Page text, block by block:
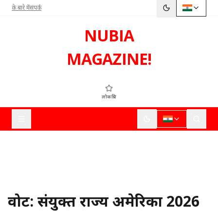
के बारे मेंसंपर्क
NUBIA
MAGAZINE!
लोकप्रिय
वोट: संयुक्त राज्य अमेरिका 2026